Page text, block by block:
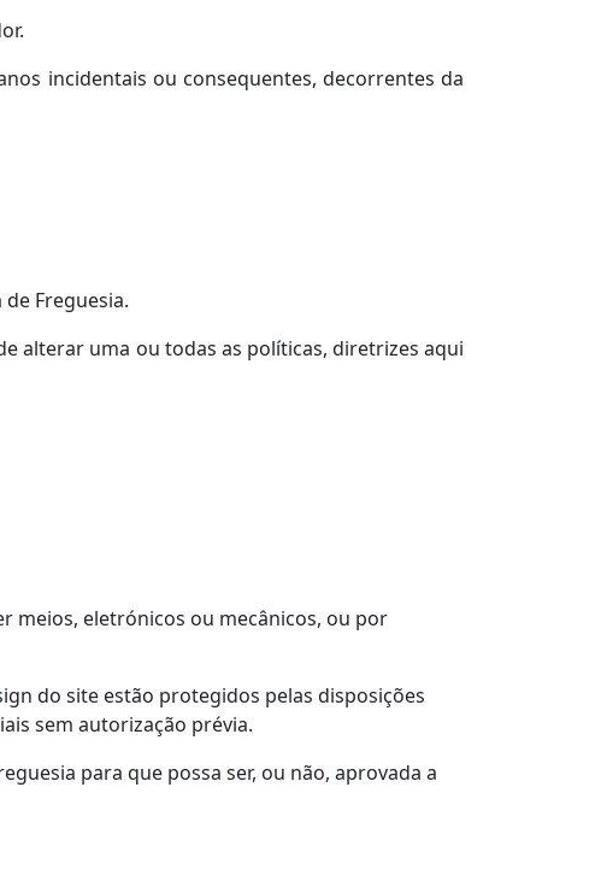
incidentais ou consequentes, decorrentes da
Freguesia.
alterar uma ou todas as políticas, diretrizes aqui
meios, eletrónicos ou mecânicos, ou por
do site estão protegidos pelas disposições
sem autorização prévia.
para que possa ser, ou não, aprovada a